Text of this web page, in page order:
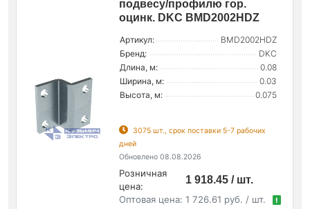
подвесу/профилю гор.
оцинк. DKC BMD2002HDZ
Артикул:
BMD2002HDZ
Бренд:
DKC
Длина, м:
0.08
Ширина, м:
0.03
Высота, м:
0.075
3075 шт., срок поставки 5-7 рабочих
дней
Обновлено 08.08.2026
Розничная
цена:
1 918.45 / шт.
Оптовая цена: 1 726.61 руб. / шт. !